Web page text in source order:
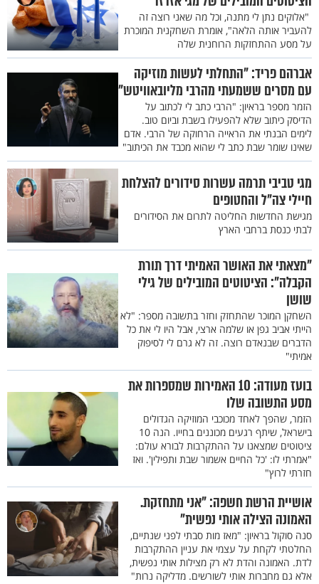
"אלוקים נתן לי מתנה, וכל מה שאני רוצה זה
להעביר אותה הלאה", אומרת השחקנית המוכרת
על מסע ההתחזקות הרוחנית שלה
אברהם פריד: "התחלתי לעשות מוזיקה
עם מסרים ששמעתי מהרבי מליובאוויטש"
הזמר מספר בראיון: "הרבי כתב לי לכתוב על
הדיסק כיתוב שלא להפעילו בשבת וביום טוב.
לימים הבנתי את הראייה הרחוקה של הרבי. אדם
שאינו שומר שבת כתב לי שהוא מכבד את הכיתוב"
מגי טביבי תרמה עשרות סידורים להצלחת
חיילי צה"ל והחטופים
מגישת החדשות החליטה לתרום את הסידורים
לבתי כנסת ברחבי הארץ
"מצאתי את האושר האמיתי דרך תורת
הקבלה": הציטוטים המובילים של גילי
שושן
השחקן המוכר שהתחזק וחזר בתשובה מספר: "לא
הייתי אביב גפן או שלמה ארצי, אבל היו לי את כל
הדברים שבנאדם רוצה. זה לא גרם לי לסיפוק
אמיתי"
בועז מעודה: 10 האמירות שמספרות את
מסע התשובה שלו
הזמר, שהפך לאחד מכוכבי המוזיקה הגדולים
בישראל, שיתף רגעים מכוננים בחייו. הנה 10
ציטוטים שמצאנו על ההתקרבות לבורא עולם:
"אמרתי לו: 'כל החיים אשמור שבת ותפילין'. ואז
חזרתי לרוץ"
אושיית הרשת חשפה: "אני מתחזקת.
האמונה הצילה אותי נפשית"
סנה סוקול בראיון: "מאז מות סבתי לפני שנתיים,
החלטתי לקחת על עצמי את עניין ההתקרבות
לדת. האמונה והדת לא רק מצילות אותי נפשית,
אלא גם מחברות אותי לשורשים. מדליקה נרות"